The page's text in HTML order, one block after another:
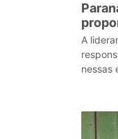
de
A
nessas